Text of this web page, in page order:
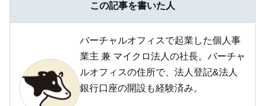
この記事を書いた人
バーチャルオフィスで起業した個人事
業主 兼 マイクロ法人の社長。バーチャ
ルオフィスの住所で、法人登記&法人
銀行口座の開設も経験済み。